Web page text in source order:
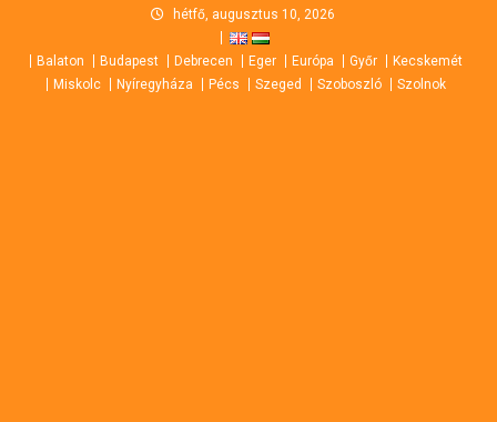
content
hétfő, augusztus 10, 2026
Balaton Budapest Debrecen Eger Európa Győr
Kecskemét
Miskolc
Nyíregyháza Pécs Szeged Szoboszló Szolnok